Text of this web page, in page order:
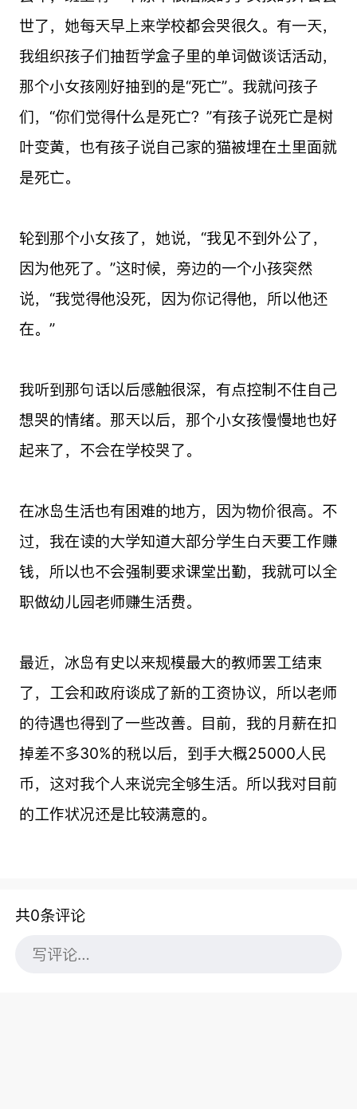
世了，她每天早上来学校都会哭很久。有一天，
我组织孩子们抽哲学盒子里的单词做谈话活动，
那个小女孩刚好抽到的是“死亡”。我就问孩子
们，“你们觉得什么是死亡？”有孩子说死亡是树
叶变黄，也有孩子说自己家的猫被埋在土里面就
是死亡。
轮到那个小女孩了，她说，“我见不到外公了，
因为他死了。”这时候，旁边的一个小孩突然
说，“我觉得他没死，因为你记得他，所以他还
在。”
我听到那句话以后感触很深，有点控制不住自己
想哭的情绪。那天以后，那个小女孩慢慢地也好
起来了，不会在学校哭了。
在冰岛生活也有困难的地方，因为物价很高。不
过，我在读的大学知道大部分学生白天要工作赚
钱，所以也不会强制要求课堂出勤，我就可以全
职做幼儿园老师赚生活费。
最近，冰岛有史以来规模最大的教师罢工结束
了，工会和政府谈成了新的工资协议，所以老师
的待遇也得到了一些改善。目前，我的月薪在扣
掉差不多30%的税以后，到手大概25000人民
币，这对我个人来说完全够生活。所以我对目前
的工作状况还是比较满意的。
共0条评论